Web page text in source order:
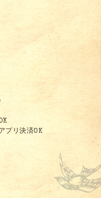
プリ決済OK